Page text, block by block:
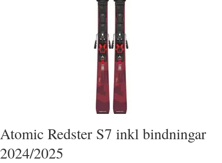
Atomic Redster S7 inkl bindningar
2024/2025